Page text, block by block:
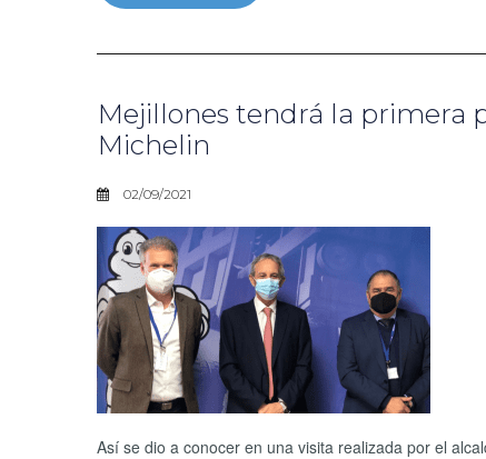
Mejillones tendrá la primera
Michelin
02/09/2021
Así se dio a conocer en una visita realizada por el